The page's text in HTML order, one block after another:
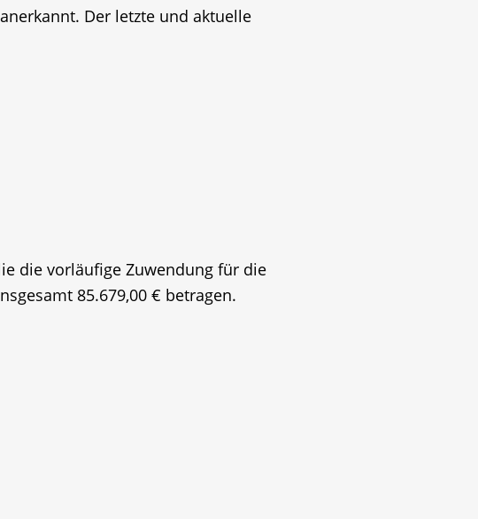
Der letzte und aktuelle
die vorläufige Zuwendung für die
85.679,00 € betragen.